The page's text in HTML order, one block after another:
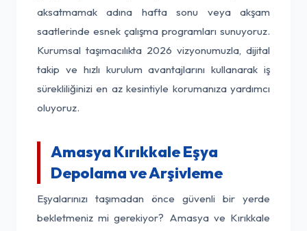
aksatmamak adına hafta sonu veya akşam
saatlerinde esnek çalışma programları sunuyoruz.
Kurumsal taşımacılıkta 2026 vizyonumuzla, dijital
takip ve hızlı kurulum avantajlarını kullanarak iş
sürekliliğinizi en az kesintiyle korumanıza yardımcı
oluyoruz.
Amasya Kırıkkale Eşya
Depolama ve Arşivleme
Eşyalarınızı taşımadan önce güvenli bir yerde
bekletmeniz mi gerekiyor? Amasya ve Kırıkkale